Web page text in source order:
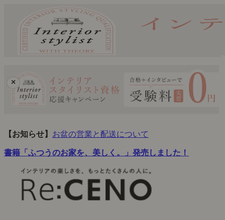
×
【お知らせ】 お盆の営業と配送について
書籍「ふつうのお家を、美しく。」発売しました！